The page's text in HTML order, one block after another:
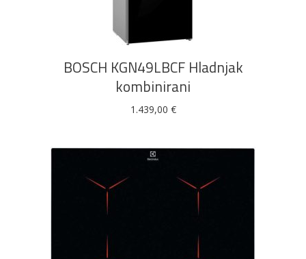
BOSCH KGN49LBCF Hladnjak
kombinirani
1.439,00 €